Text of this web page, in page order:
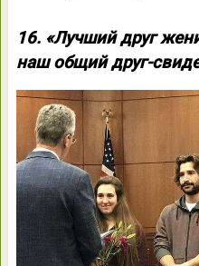
16. «Лучший друг
наш общий друг-